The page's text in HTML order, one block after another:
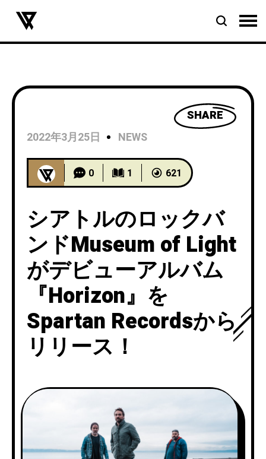
SHARE
2022年3月25日
NEWS
0 1 621
シアトルのロックバ
ンドMuseum of Light
がデビューアルバム
『Horizon』を
Spartan Recordsから
リリース！